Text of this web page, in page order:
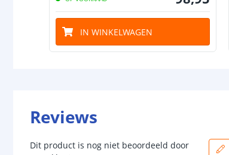
IN WINKELWAGEN
Reviews
Dit product is nog niet beoordeeld door